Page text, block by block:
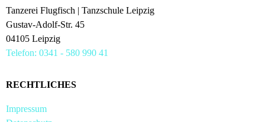
Tanzerei Flugfisch | Tanzschule Leipzig
Gustav-Adolf-Str. 45
04105 Leipzig
Telefon: 0341 - 580 990 41
RECHTLICHES
Impressum